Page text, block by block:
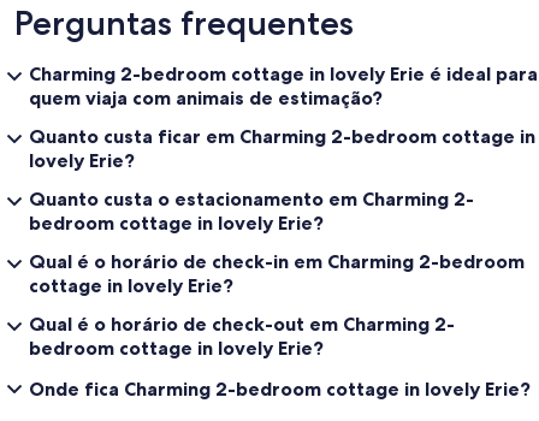
Perguntas frequentes
Charming 2-bedroom cottage in lovely Erie é ideal para
quem viaja com animais de estimação?
Quanto custa ficar em Charming 2-bedroom cottage in
lovely Erie?
Quanto custa o estacionamento em Charming 2-
bedroom cottage in lovely Erie?
Qual é o horário de check-in em Charming 2-bedroom
cottage in lovely Erie?
Qual é o horário de check-out em Charming 2-
bedroom cottage in lovely Erie?
Onde fica Charming 2-bedroom cottage in lovely Erie?